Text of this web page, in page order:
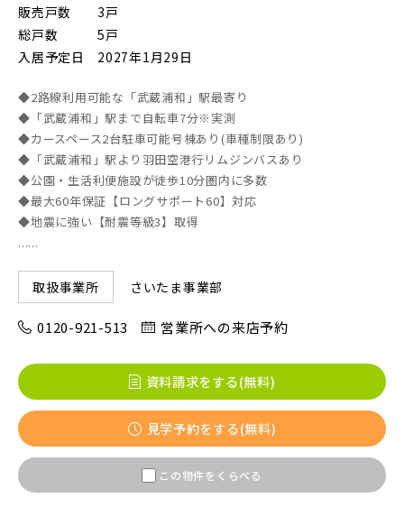
東京メトロ千代田線
北総鉄道
埼玉高速鉄道
東京メトロ東西線
都営新宿線
埼玉新都市交通 [伊奈線]
つくばエクスプレス
販売戸数
3戸
総戸数
5戸
入居予定日
2027年1月29日
◆2路線利用可能な「武蔵浦和」駅最寄り
◆「武蔵浦和」駅まで自転車7分※実測
◆カースペース2台駐車可能号棟あり(車種制限あり)
◆「武蔵浦和」駅より羽田空港行リムジンバスあり
◆公園・生活利便施設が徒歩10分圏内に多数
◆最大60年保証【ロングサポート60】対応
◆地震に強い【耐震等級3】取得
......
取扱事業所 さいたま事業部
0120-921-513 営業所への来店予約
資料請求をする(無料)
見学予約をする(無料)
この物件をくらべる